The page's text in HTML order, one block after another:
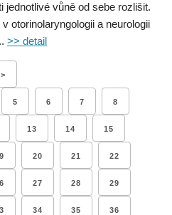
vůně od sebe rozlišit.
otorinolaryngologii a neurologii
>> detail
5 6 7 8
13 14 15
20 21 22
27 28 29
34 35 36